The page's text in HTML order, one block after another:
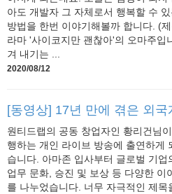
아도 개발자 그 자체로서 행복할 수 있
방법을 한번 이야기해볼까 합니다. (
라마 '사이코지만 괜찮아'의 오마주입
겨 내기는 ...
2020/08/12
[동영상] 17년 만에 겪은 외
원티드랩의 공동 창업자인 황리건님
행하는 개인 라이브 방송에 출연하게
습니다. 아마존 입사부터 글로벌 기업
업무 문화, 승진 및 보상 등 다양한 이
를 나누었습니다. 너무 자극적인 제목